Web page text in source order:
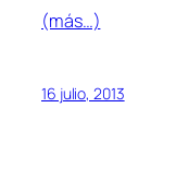
(más…)
16 julio, 2013